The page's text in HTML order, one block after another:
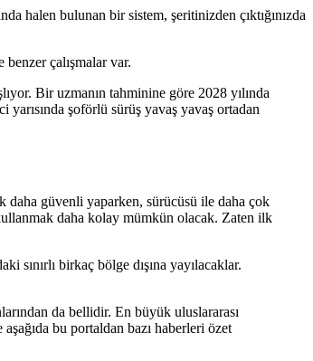
halen bulunan bir sistem, şeritinizden çıktığınızda
çalışmalar var.
Bir uzmanın tahminine göre 2028 yılında
şoförlü sürüş yavaş yavaş ortadan
daha güvenli yaparken, sürücüsü ile daha çok
daha kolay mümkün olacak. Zaten ilk
birkaç bölge dışına yayılacaklar.
da bellidir. En büyük uluslararası
aşağıda bu portaldan bazı haberleri özet